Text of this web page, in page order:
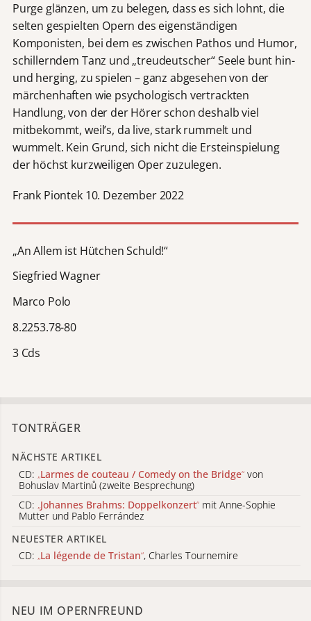
Purge glänzen, um zu belegen, dass es sich lohnt, die
selten gespielten Opern des eigenständigen
Komponisten, bei dem es zwischen Pathos und Humor,
schillerndem Tanz und „treudeutscher“ Seele bunt hin-
und herging, zu spielen – ganz abgesehen von der
märchenhaften wie psychologisch vertrackten
Handlung, von der der Hörer schon deshalb viel
mitbekommt, weil’s, da live, stark rummelt und
wummelt. Kein Grund, sich nicht die Ersteinspielung
der höchst kurzweiligen Oper zuzulegen.
Frank Piontek 10. Dezember 2022
„An Allem ist Hütchen Schuld!“
Siegfried Wagner
Marco Polo
8.2253.78-80
3 Cds
TONTRÄGER
NÄCHSTE ARTIKEL
CD: „Larmes de couteau / Comedy on the Bridge“ von
Bohuslav Martinů (zweite Besprechung)
CD: „Johannes Brahms: Doppelkonzert“ mit Anne-Sophie
Mutter und Pablo Ferrández
NEUESTER ARTIKEL
CD: „La légende de Tristan“, Charles Tournemire
NEU IM OPERNFREUND